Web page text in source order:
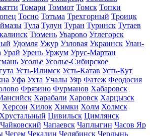
Томари Томмот Томск Топки
Тосно Тотьма Трехгорный Троицк
Тула Тулун Туран Туринск Тутаев
Тюмень Уварово Углегорск
Удомля Ужур Узловая Украинск Улан-
Урай Урень Уржум Урус-Мартан
Усолье Усолье-Сибирское
Усть-Илимск Усть-Катав Усть-Кут
Уфа Ухта Учалы Уяр Фатеж Феодосия
Фрязино Фурманов Хабаровск
Харабали Харовск Харцызск
Херсон Хилок Химки Холм Холмск
Хрустальный Цивильск Цимлянск
Чайковский Чапаевск Чаплыгин Часов Яр
Чегем Чекалин Челябинск Чердынь